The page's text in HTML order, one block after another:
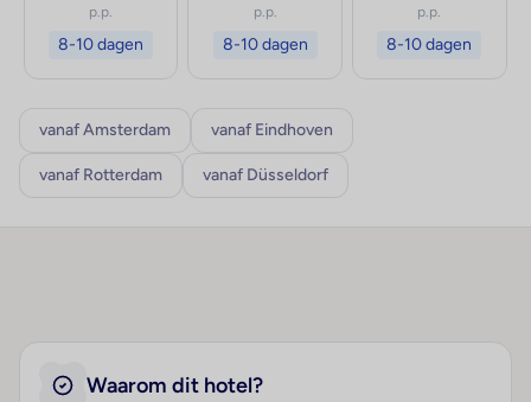
p.p.
8-10 dagen
p.p.
8-10 dagen
p.p.
8-10 dagen
vanaf Amsterdam vanaf Eindhoven
vanaf Rotterdam vanaf Düsseldorf
Waarom dit hotel?